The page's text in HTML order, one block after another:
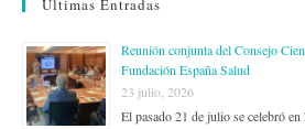
Últimas Entradas
Reunión conjunta del Consejo
Fundación España Salud
23 julio, 2026
El pasado 21 de julio se celebró